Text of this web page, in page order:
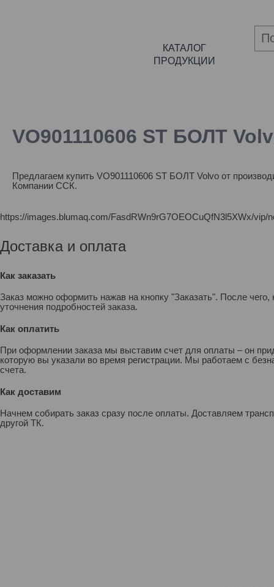
КАТАЛОГ
ПРОДУКЦИИ
VO901110606 ST БОЛТ
Предлагаем купить VO901110606 ST БОЛТ Volvo от
Компании ССК.
https://images.blumaq.com/FasdRWn9rG7OEOCuQfN3l5XWx/vip/
Доставка и оплата
Как заказать
Заказ можно оформить нажав на кнопку "Заказать". После
уточнения подробностей заказа.
Как оплатить
При оформлении заказа мы выставим счет для оплаты – он
которую вы указали во время регистрации. Мы работаем с
счета.
Как доставим
Начнем собирать заказ сразу после оплаты. Доставляем
другой ТК.